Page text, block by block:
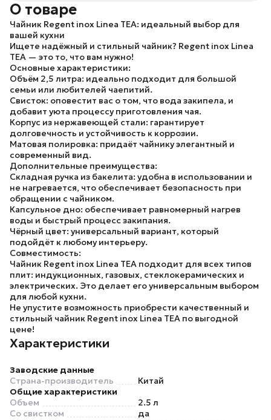
О товаре
Чайник Regent inox Linea TEA: идеальный выбор для
вашей кухни
Ищете надёжный и стильный чайник? Regent inox Linea
TEA — это то, что вам нужно!
Основные характеристики:
Объём 2,5 литра: идеально подходит для большой
семьи или любителей чаепитий.
Свисток: оповестит вас о том, что вода закипела, и
добавит уюта процессу приготовления чая.
Корпус из нержавеющей стали: гарантирует
долговечность и устойчивость к коррозии.
Матовая полировка: придаёт чайнику элегантный и
современный вид.
Дополнительные преимущества:
Складная ручка из бакелита: удобна в использовании и
не нагревается, что обеспечивает безопасность при
обращении с чайником.
Капсульное дно: обеспечивает равномерный нагрев
воды и быстрый процесс закипания.
Чёрный цвет: универсальный вариант, который
подойдёт к любому интерьеру.
Совместимость:
Чайник Regent inox Linea TEA подходит для всех типов
плит: индукционных, газовых, стеклокерамических и
электрических. Это делает его универсальным выбором
для любой кухни.
Не упустите возможность приобрести качественный и
стильный чайник Regent inox Linea TEA по выгодной
цене!
Характеристики
Заводские данные
Страна-производитель
Китай
Общие характеристики
Объем
2.5 л
Со свистком
да